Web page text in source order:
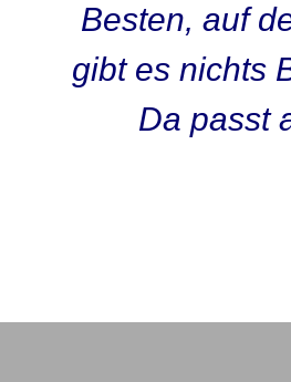
Besten, auf
gibt es nichts
Da passt